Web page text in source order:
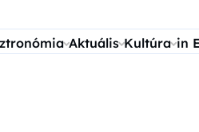
Aktuális Kultúra in